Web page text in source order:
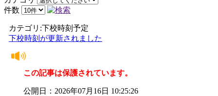
件数
カテゴリ:下校時刻予定
下校時刻が更新されました
この記事は保護されています。
公開日：2026年07月16日 10:25:26